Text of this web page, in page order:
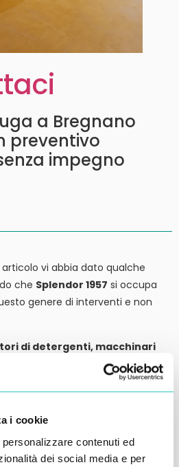
i cookie
contenuti ed
dei social media e per
a Bregnano
preventivo
impegno
vi abbia dato qualche
che Splendor 1957 si occupa
genere di interventi e non
di detergenti, macchinari
ciò che potrebbe servirvi,
presso la nostra sede.
articolo.